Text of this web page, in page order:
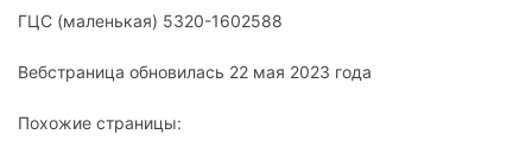
ГЦС (маленькая) 5320-1602588
Вебстраница обновилась 22 мая 2023 года
Похожие страницы: